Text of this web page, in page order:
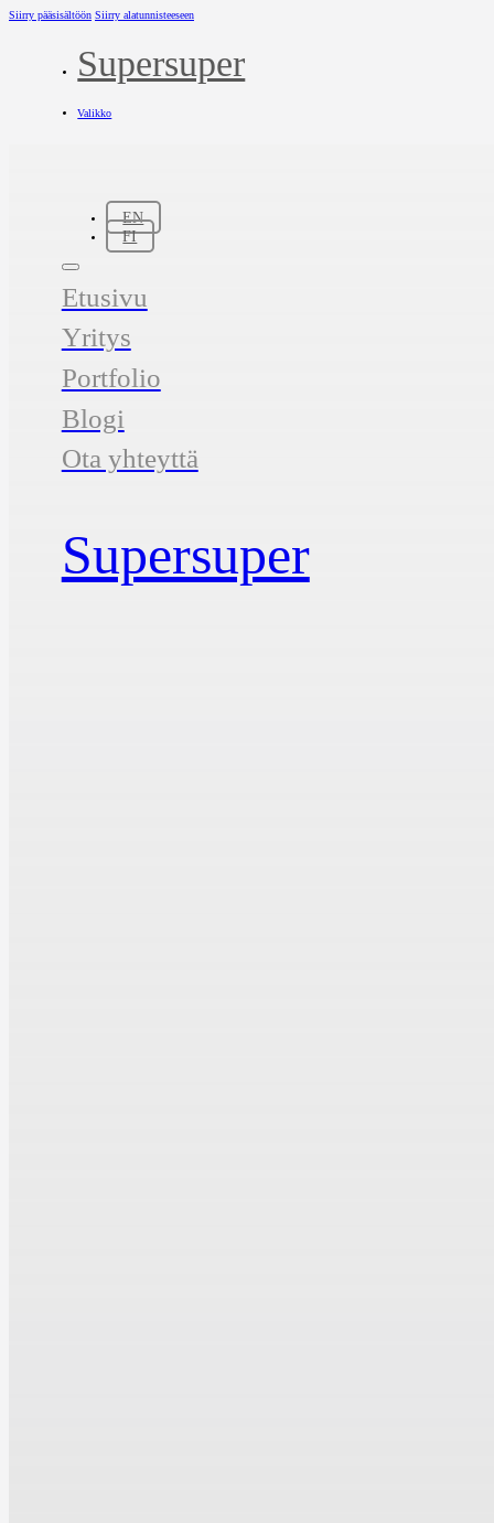
Siirry pääsisältöön Siirry alatunnisteeseen
Supersuper
Valikko
EN
FI
Etusivu
Yritys
Portfolio
Blogi
Ota yhteyttä
Supersuper